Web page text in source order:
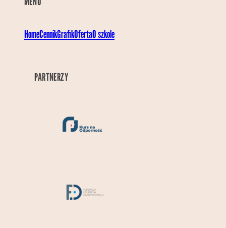
HomeCennikGrafikOfertaO szkole
PARTNERZY